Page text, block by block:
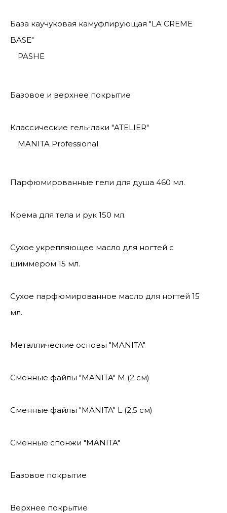
База каучуковая камуфлирующая "LA CREME
BASE"
PASHE
Базовое и верхнее покрытие
Классические гель-лаки "ATELIER"
MANITA Professional
Парфюмированные гели для душа 460 мл.
Крема для тела и рук 150 мл.
Сухое укрепляющее масло для ногтей с
шиммером 15 мл.
Сухое парфюмированное масло для ногтей 15
мл.
Металлические основы "MANITA"
Сменные файлы "MANITA" М (2 см)
Сменные файлы "MANITA" L (2,5 см)
Сменные спонжи "MANITA"
Базовое покрытие
Верхнее покрытие